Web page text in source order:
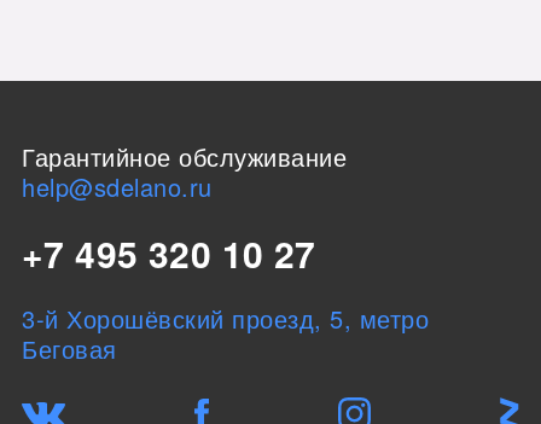
Гарантийное обслуживание
help@sdelano.ru
+7 495 320 10 27
3-й Хорошёвский проезд, 5, метро
Беговая